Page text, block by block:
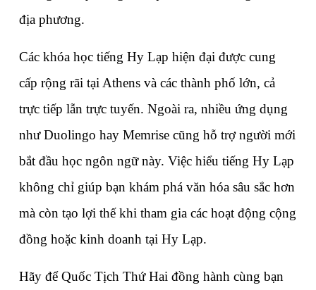
địa phương.
Các khóa học tiếng Hy Lạp hiện đại được cung
cấp rộng rãi tại Athens và các thành phố lớn, cả
trực tiếp lẫn trực tuyến. Ngoài ra, nhiều ứng dụng
như Duolingo hay Memrise cũng hỗ trợ người mới
bắt đầu học ngôn ngữ này. Việc hiểu tiếng Hy Lạp
không chỉ giúp bạn khám phá văn hóa sâu sắc hơn
mà còn tạo lợi thế khi tham gia các hoạt động cộng
đồng hoặc kinh doanh tại Hy Lạp.
Hãy để Quốc Tịch Thứ Hai đồng hành cùng bạn